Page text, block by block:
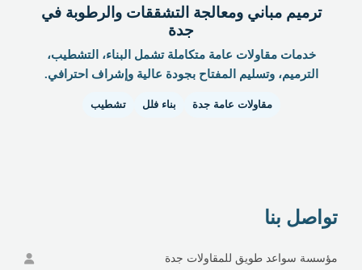
ترميم مباني ومعالجة التشققات والرطوبة في
جدة
خدمات مقاولات عامة متكاملة تشمل البناء، التشطيب،
الترميم، وتسليم المفتاح بجودة عالية وإشراف احترافي.
مقاولات عامة جدة بناء فلل تشطيب
تواصل بنا
مؤسسة سواعد طويق للمقاولات جدة